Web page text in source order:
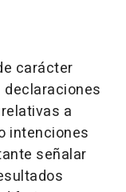
carácter
a
intenciones
señalar